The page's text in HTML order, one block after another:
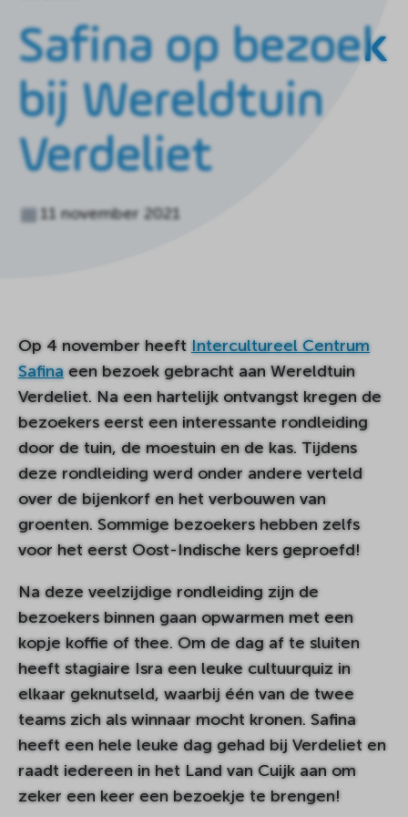
homepagina
Safina op bezoek
bij Wereldtuin
Verdeliet
11 november 2021
Op 4 november heeft Intercultureel Centrum
Safinaeen bezoek gebracht aan Wereldtuin
Verdeliet. Na een hartelijk ontvangst kregen de
bezoekers eerst een interessante rondleiding
door de tuin, de moestuin en de kas. Tijdens
deze rondleiding werd onder andere verteld
over de bijenkorf en het verbouwen van
groenten. Sommige bezoekers hebben zelfs
voor het eerst Oost-Indische kers geproefd!
Na deze veelzijdige rondleiding zijn de
bezoekers binnen gaan opwarmen met een
kopje koffie of thee. Om de dag af te sluiten
heeft stagiaire Isra een leuke cultuurquiz in
elkaar geknutseld, waarbij één van de twee
teams zich als winnaar mocht kronen. Safina
heeft een hele leuke dag gehad bij Verdeliet en
raadt iedereen in het Land van Cuijk aan om
zeker een keer een bezoekje te brengen!